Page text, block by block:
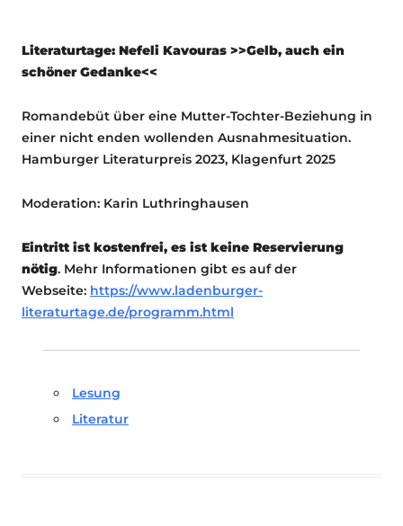
Literaturtage: Nefeli Kavouras >>Gelb, auch ein
schöner Gedanke<<
Romandebüt über eine Mutter-Tochter-Beziehung in
einer nicht enden wollenden Ausnahmesituation.
Hamburger Literaturpreis 2023, Klagenfurt 2025
Moderation: Karin Luthringhausen
Eintritt ist kostenfrei, es ist keine Reservierung
nötig. Mehr Informationen gibt es auf der
Webseite: https://www.ladenburger-
literaturtage.de/programm.html
Lesung
Literatur